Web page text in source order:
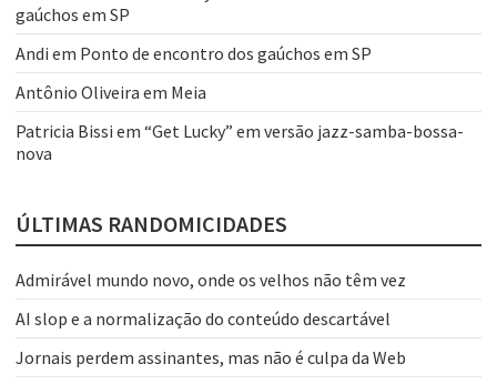
gaúchos em SP
Andi em Ponto de encontro dos gaúchos em SP
Antônio Oliveira em Meia
Patricia Bissi em “Get Lucky” em versão jazz-samba-bossa-
nova
ÚLTIMAS RANDOMICIDADES
Admirável mundo novo, onde os velhos não têm vez
AI slop e a normalização do conteúdo descartável
Jornais perdem assinantes, mas não é culpa da Web